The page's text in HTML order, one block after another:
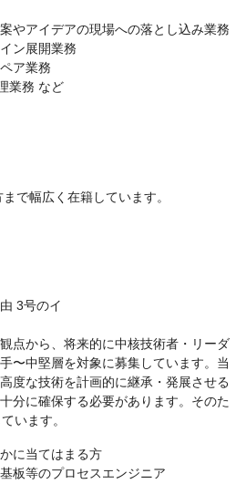
やアイデアの現場への落とし込み業務
ン展開業務
ア業務
業務 など
で幅広く在籍しています。
3号のイ
点から、将来的に中核技術者・リーダ
〜中堅層を対象に募集しています。当
度な技術を計画的に継承・発展させる
分に確保する必要があります。そのた
います。
に当てはまる方
板等のプロセスエンジニア